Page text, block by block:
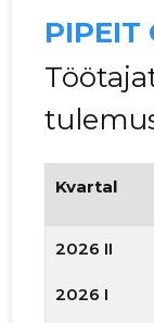
PIPEIT
Kvartal
2026 II
2026 I